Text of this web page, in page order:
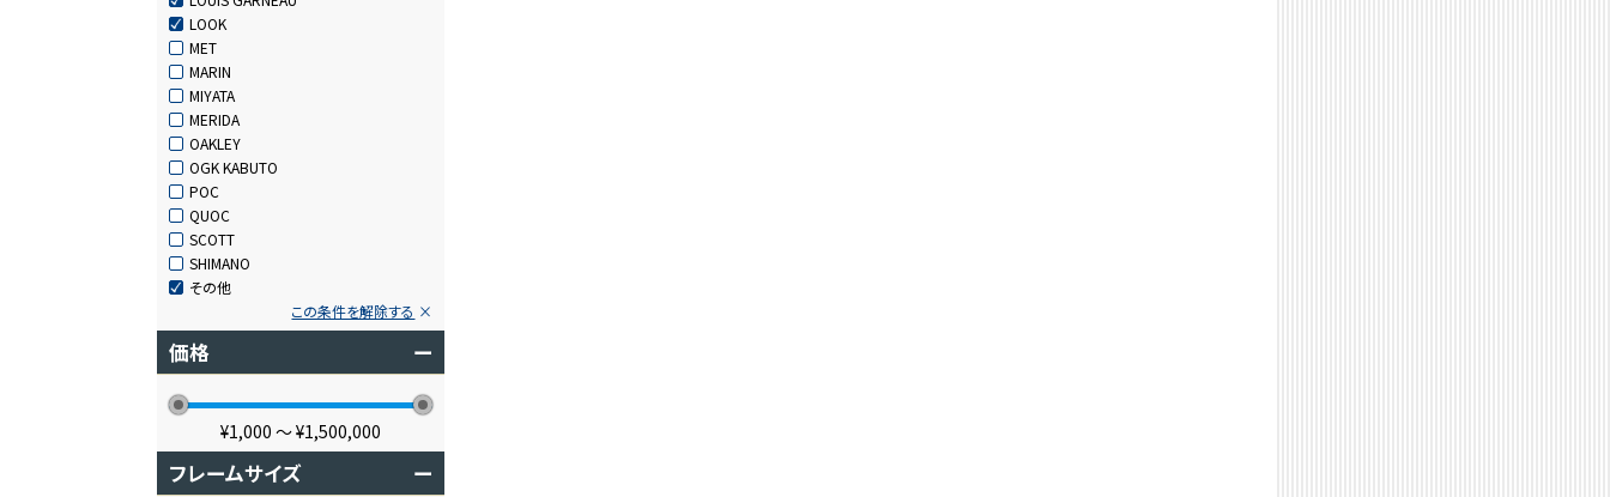
LOOK
MET
MARIN
MIYATA
MERIDA
OAKLEY
OGK KABUTO
POC
QUOC
SCOTT
SHIMANO
その他
この条件を解除する
価格 ー
¥1,000 〜¥1,500,000
フレームサイズ ー